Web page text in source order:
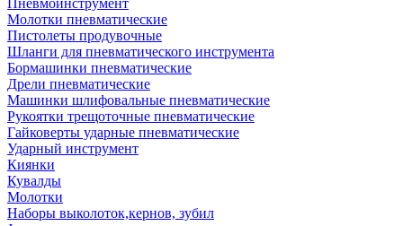
Пневмоинструмент
Молотки пневматические
Пистолеты продувочные
Шланги для пневматического инструмента
Бормашинки пневматические
Дрели пневматические
Машинки шлифовальные пневматические
Рукоятки трещоточные пневматические
Гайковерты ударные пневматические
Ударный инструмент
Киянки
Кувалды
Молотки
Наборы выколоток,кернов, зубил